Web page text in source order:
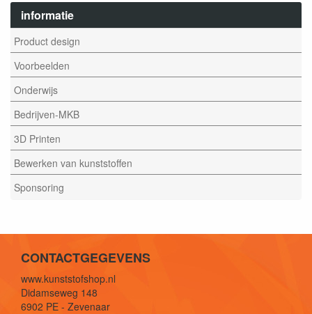
informatie
Product design
Voorbeelden
Onderwijs
Bedrijven-MKB
3D Printen
Bewerken van kunststoffen
Sponsoring
CONTACTGEGEVENS
www.kunststofshop.nl
Didamseweg 148
6902 PE - Zevenaar